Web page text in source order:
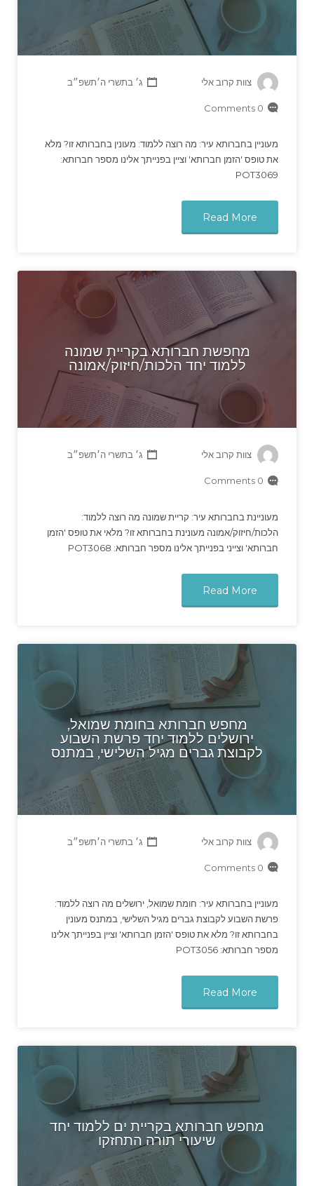
צוות קרוב אלי ג׳ בתשרי ה׳תשפ״ב
0 Comments
מעוניין בחברותא עיר: מה רוצה ללמוד: מעונין בחברותא זו? מלא
את טופס 'הזמן חברותא' וציין בפנייתך אלינו מספר חברותא:
POT3069
Read More
מחפשת חברותא בקריית שמונה
ללמוד יחד הלכות/חיזוק/אמונה
צוות קרוב אלי ג׳ בתשרי ה׳תשפ״ב
0 Comments
מעוניינת בחברותא עיר: קריית שמונה מה רוצה ללמוד:
הלכות/חיזוק/אמונה מעונינת בחברותא זו? מלאי את טופס 'הזמן
חברותא' וצייני בפנייתך אלינו מספר חברותא: POT3068
Read More
מחפש חברותא בחומת שמואל,
ירושלים ללמוד יחד פרשת השבוע
לקבוצת גברים מגיל השלישי, במתנס
צוות קרוב אלי ג׳ בתשרי ה׳תשפ״ב
0 Comments
מעוניין בחברותא עיר: חומת שמואל, ירושלים מה רוצה ללמוד:
פרשת השבוע לקבוצת גברים מגיל השלישי, במתנס מעונין
בחברותא זו? מלא את טופס 'הזמן חברותא' וציין בפנייתך אלינו
מספר חברותא: POT3056
Read More
מחפש חברותא בקריית ים ללמוד יחד
שיעורי תורה התחזקו